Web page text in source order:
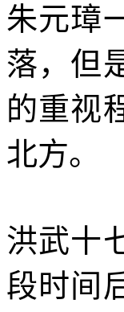
朱元璋
落，但
的重视
北方。
洪武十
段时间